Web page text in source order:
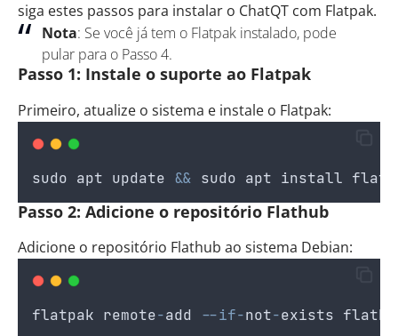
siga estes passos para instalar o ChatQT com Flatpak.
Nota: Se você já tem o Flatpak instalado, pode
pular para o Passo 4.
Passo 1: Instale o suporte ao Flatpak
Primeiro, atualize o sistema e instale o Flatpak:
sudo apt update && sudo apt install
Passo 2: Adicione o repositório Flathub
Adicione o repositório Flathub ao sistema Debian:
flatpak remote-add --if-not-exists